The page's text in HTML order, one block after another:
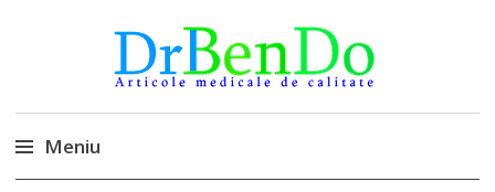
DrBendo.ro
Alimentatia sa iti fie medicatia
Meniu